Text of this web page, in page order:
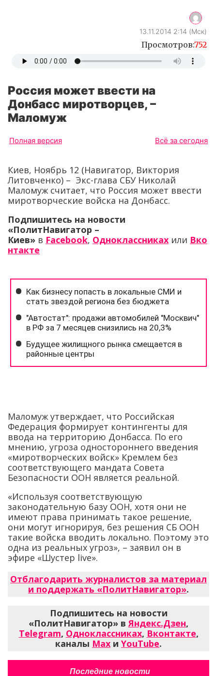
13.11.2014 2:14 (Мск)
Просмотров:752
Россия может ввести на
Донбасс миротворцев, –
Маломуж
Полная версия Всё за сегодня
Киев, Ноябрь 12 (Навигатор, Виктория
Литовченко) – Экс-глава СБУ Николай
Маломуж считает, что Россия может ввести
миротворческие войска на Донбасс.
Подпишитесь на новости
«ПолитНавигатор –
Киев» в Facebook, Одноклассниках или Вко
нтакте
Маломуж утверждает, что Российская
Федерация формирует контингенты для
ввода на территорию Донбасса. По его
мнению, угроза одностороннего введения
«миротворческих войск» Кремлем без
соответствующего мандата Совета
Безопасности ООН является реальной.
«Используя соответствующую
законодательную базу ООН, хотя они не
имеют права принимать такое решение,
они могут игнорируя, без решения СБ ООН
такие войска вводить локально. Поэтому это
одна из реальных угроз», – заявил он в
эфире «Шустер live».
Отблагодарить журналистов за материал
и поддержать «ПолитНавигатор».
Подпишитесь на новости
«ПолитНавигатор» вЯндекс.Дзен,
Telegram, Одноклассниках, Вконтакте,
каналы Max и YouTube.
Последние новости